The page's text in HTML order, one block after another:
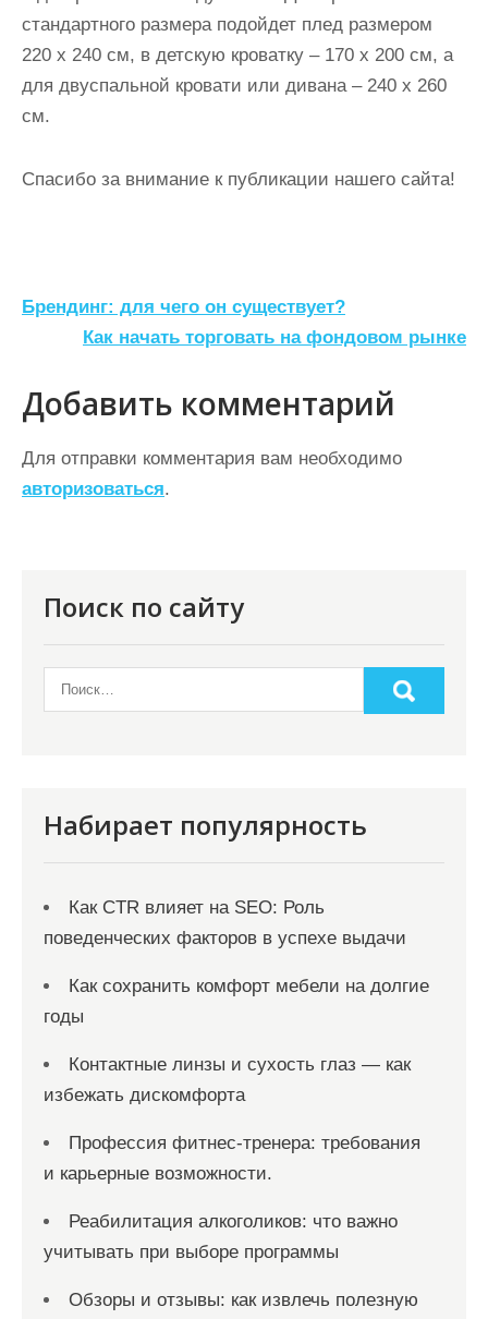
стандартного размера подойдет плед размером
220 х 240 см, в детскую кроватку – 170 х 200 см, а
для двуспальной кровати или дивана – 240 х 260
см.
Спасибо за внимание к публикации нашего сайта!
Н
в
и
г
а
м
Брендинг: для чего он существует?
Как начать торговать на фондовом рынке
Добавить комментарий
Для отправки комментария вам необходимо
авторизоваться.
Поиск по сайту
Набирает популярность
Как CTR влияет на SEO: Роль
поведенческих факторов в успехе выдачи
Как сохранить комфорт мебели на долгие
годы
Контактные линзы и сухость глаз — как
избежать дискомфорта
Профессия фитнес-тренера: требования
и карьерные возможности.
Реабилитация алкоголиков: что важно
учитывать при выборе программы
Обзоры и отзывы: как извлечь полезную